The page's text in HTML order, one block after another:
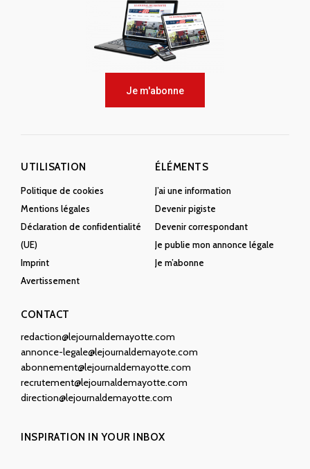
Je m'abonne
UTILISATION
Politique de cookies
Mentions légales
Déclaration de confidentialité
(UE)
Imprint
Avertissement
ÉLÉMENTS
J’ai une information
Devenir pigiste
Devenir correspondant
Je publie mon annonce légale
Je m’abonne
CONTACT
redaction@lejournaldemayotte.com
annonce-legale@lejournaldemayote.com
abonnement@lejournaldemayotte.com
recrutement@lejournaldemayotte.com
direction@lejournaldemayotte.com
INSPIRATION IN YOUR INBOX